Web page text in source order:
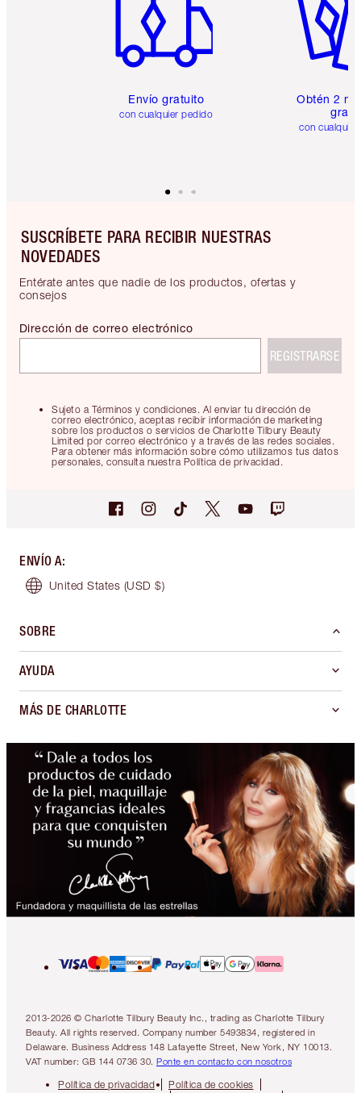
Envío gratuito
con cualquier pedido
Obtén 2
gratis
con
SUSCRÍBETE PARA RECIBIR NUESTRAS
NOVEDADES
Entérate antes que nadie de los productos, ofertas y
consejos
Sujeto a Términos y condiciones. Al enviar tu dirección de
correo electrónico, aceptas recibir información de marketing
sobre los productos o servicios de Charlotte Tilbury Beauty
Limited por correo electrónico y a través de las redes sociales.
Para obtener más información sobre cómo utilizamos tus datos
personales, consulta nuestra Política de privacidad.
Dirección de correo electrónico
REGISTRARSE
ENVÍO A:
United States (USD $)
SOBRE
AYUDA
MÁS DE CHARLOTTE
2013-2026 © Charlotte Tilbury Beauty Inc., trading as Charlotte Tilbury
Beauty. All rights reserved. Company number 5493834, registered in
Delaware. Business Address 148 Lafayette Street, New York, NY 10013.
VAT number: GB 144 0736 30. Ponte en contacto con nosotros
Política de privacidad
Política de cookies